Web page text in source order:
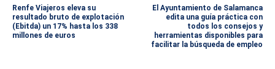
Renfe Viajeros eleva su
resultado bruto de explotación
(Ebitda) un 17% hasta los 338
millones de euros
El Ayuntamiento de Salamanca
edita una guía práctica con
todos los consejos y
herramientas disponibles para
facilitar la búsqueda de empleo